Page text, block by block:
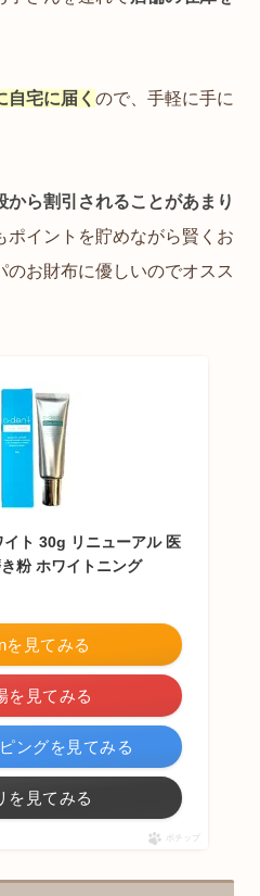
自宅に届く ので、手軽に手に
から割引されることがあまり
ポイントを貯めながら賢くお
のお財布に優しいのでオスス
ト 30g リニューアル 医
粉 ホワイトニング
を見てみる
を見てみる
ングを見てみる
を見てみる
ポチップ